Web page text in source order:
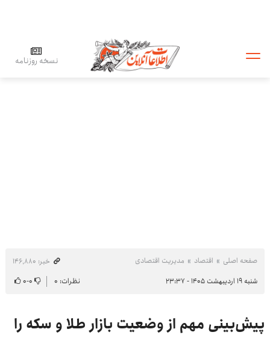
نسخه روزنامه
صفحه اصلی اقتصاد مدیریت اقتصادی
خبر: ۱۴۶٬۸۸۰
شنبه ۱۹ اردیبهشت ۱۴۰۵ - ۲۳:۳۷
نظرات: ۰ ۰-۰
پیش‌بینی مهم از وضعیت بازار طلا و سکه را